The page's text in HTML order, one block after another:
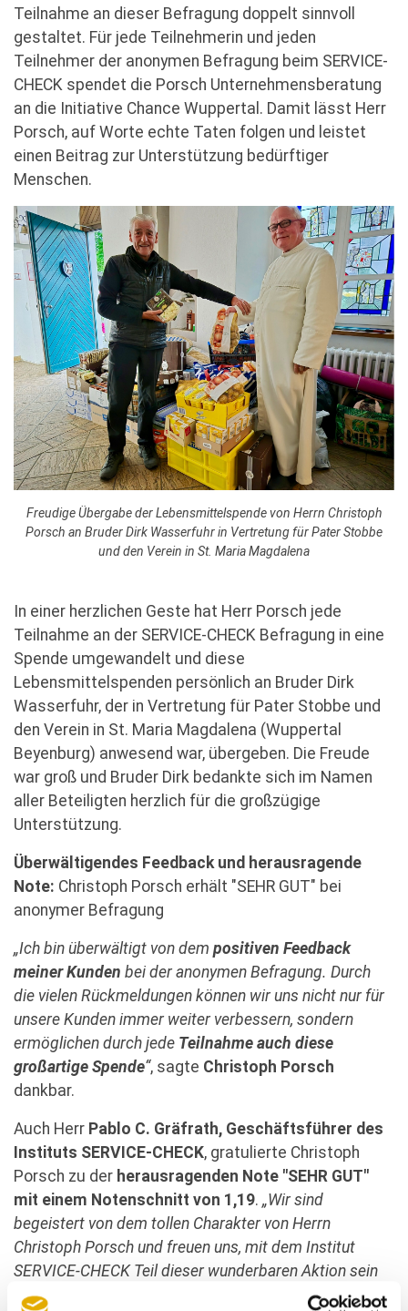
Teilnahme an dieser Befragung doppelt sinnvoll
gestaltet. Für jede Teilnehmerin und jeden
Teilnehmer der anonymen Befragung beim SERVICE-
CHECK spendet die Porsch Unternehmensberatung
an die Initiative Chance Wuppertal. Damit lässt Herr
Porsch, auf Worte echte Taten folgen und leistet
einen Beitrag zur Unterstützung bedürftiger
Menschen.
Freudige Übergabe der Lebensmittelspende von Herrn Christoph
Porsch an Bruder Dirk Wasserfuhr in Vertretung für Pater Stobbe
und den Verein in St. Maria Magdalena
In einer herzlichen Geste hat Herr Porsch jede
Teilnahme an der SERVICE-CHECK Befragung in eine
Spende umgewandelt und diese
Lebensmittelspenden persönlich an Bruder Dirk
Wasserfuhr, der in Vertretung für Pater Stobbe und
den Verein in St. Maria Magdalena (Wuppertal
Beyenburg) anwesend war, übergeben. Die Freude
war groß und Bruder Dirk bedankte sich im Namen
aller Beteiligten herzlich für die großzügige
Unterstützung.
Überwältigendes Feedback und herausragende
Note: Christoph Porsch erhält "SEHR GUT" bei
anonymer Befragung
„Ich bin überwältigt von dem positiven Feedback
meiner Kunden bei der anonymen Befragung. Durch
die vielen Rückmeldungen können wir uns nicht nur für
unsere Kunden immer weiter verbessern, sondern
ermöglichen durch jede Teilnahme auch diese
großartige Spende“, sagte Christoph Porsch
dankbar.
Auch Herr Pablo C. Gräfrath, Geschäftsführer des
Instituts SERVICE-CHECK, gratulierte Christoph
Porsch zu der herausragenden Note "SEHR GUT"
mit einem Notenschnitt von 1,19. „Wir sind
begeistert von dem tollen Charakter von Herrn
Christoph Porsch und freuen uns, mit dem Institut
SERVICE-CHECK Teil dieser wunderbaren Aktion sein
zu dürfen“